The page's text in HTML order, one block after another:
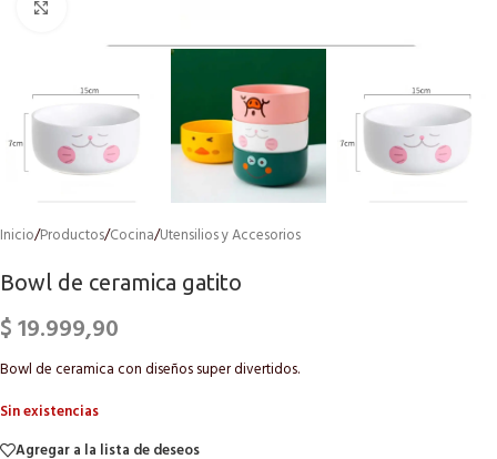
Inicio/Productos/Cocina/Utensilios y Accesorios
Bowl de ceramica gatito
$19.999,90
Bowl de ceramica con diseños super divertidos.
Sin existencias
Agregar a la lista de deseos